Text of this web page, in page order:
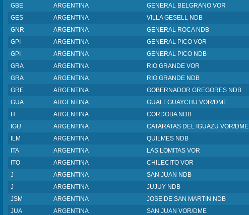
GBE
ARGENTINA GENERAL BELGRANO VOR
GES
ARGENTINA VILLA GESELL NDB
GNR
ARGENTINA GENERAL ROCA NDB
GPI
ARGENTINA GENERAL PICO VOR
GPI
ARGENTINA GENERAL PICO NDB
GRA
ARGENTINA RIO GRANDE VOR
GRA
ARGENTINA RIO GRANDE NDB
GRE
ARGENTINA GOBERNADOR GREGORES NDB
GUA
ARGENTINA GUALEGUAYCHU VOR/DME
H
ARGENTINA CORDOBA NDB
IGU
ARGENTINA CATARATAS DEL IGUAZU VOR/DME
ILM
ARGENTINA QUILMES NDB
ITA
ARGENTINA LAS LOMITAS VOR
ITO
ARGENTINA CHILECITO VOR
J
ARGENTINA SAN JUAN NDB
J
ARGENTINA JUJUY NDB
JSM
ARGENTINA JOSE DE SAN MARTIN NDB
JUA
ARGENTINA SAN JUAN VOR/DME